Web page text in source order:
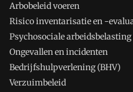
Arbobeleid voeren
Risico inventarisatie en -
Psychosociale arbeidsbelasting
Ongevallen en incidenten
Bedrijfshulpverlening (BHV)
Verzuimbeleid